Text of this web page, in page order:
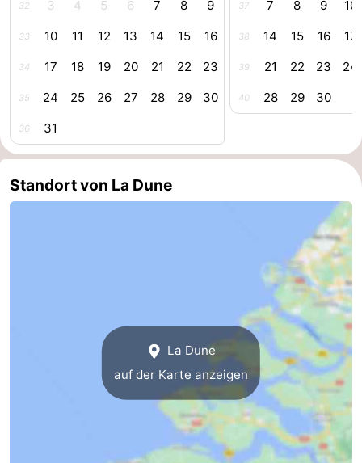
Oosterschelde
Burgh
Haamstede
Natur
Kop
van
Schouwen
Walcheren
Veere
-
Natur
-
32 3 4 5 6 7 8 9
33 10 11 12 13 14 15 16
34 17 18 19 20 21 22 23
35 24 25 26 27 28 29 30
36 31
37 7 8 9 10
38 14 15 16 17
39 21 22 23 24
40 28 29 30
Standort von La Dune
La Dune
auf der Karte anzeigen